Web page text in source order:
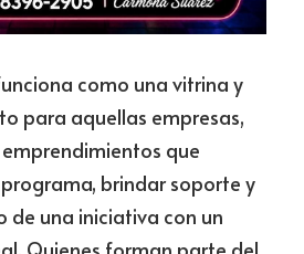
como una vitrina y
para aquellas empresas,
que
brindar soporte y
de una iniciativa con un